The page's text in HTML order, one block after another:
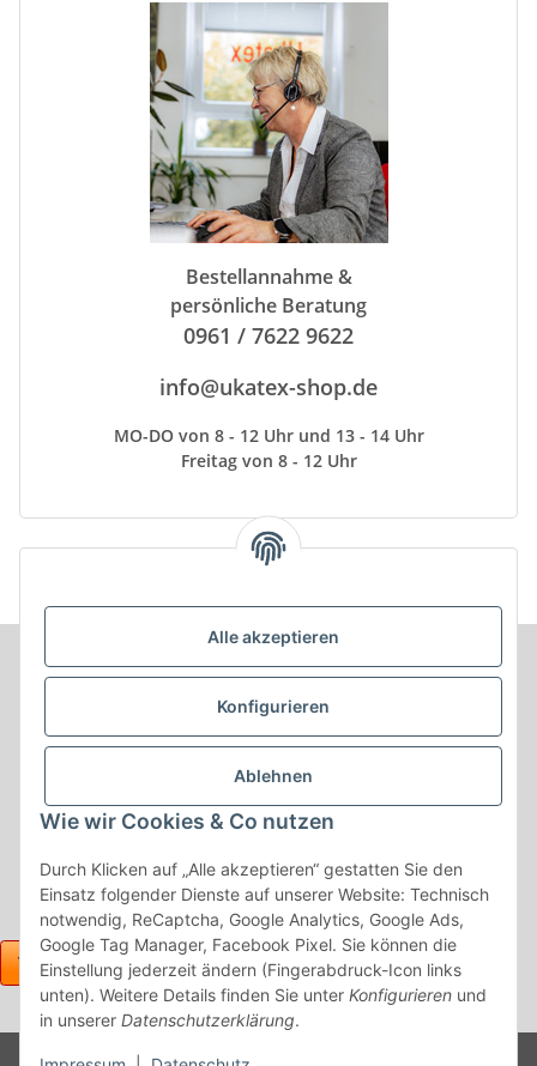
Alle akzeptieren
Konfigurieren
Ablehnen
Wie wir Cookies & Co nutzen
Durch Klicken auf „Alle akzeptieren“ gestatten Sie den
Einsatz folgender Dienste auf unserer Website: Technisch
notwendig, ReCaptcha, Google Analytics, Google Ads,
Google Tag Manager, Facebook Pixel. Sie können die
Einstellung jederzeit ändern (Fingerabdruck-Icon links
unten). Weitere Details finden Sie unter Konfigurieren und
in unserer Datenschutzerklärung.
Bestellannahme &
persönliche Beratung
0961 / 7622 9622
info@ukatex-shop.de
MO-DO von 8 - 12 Uhr und 13 - 14 Uhr
Freitag von 8 - 12 Uhr
Informationen
Produkt Informationen
Shop Informationen
Gesetzliche Informationen